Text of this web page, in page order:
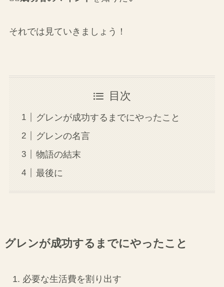
それでは見ていきましょう！
目次
グレンが成功するまでにやったこと
グレンの名言
物語の結末
最後に
グレンが成功するまでにやったこと
必要な生活費を割り出す